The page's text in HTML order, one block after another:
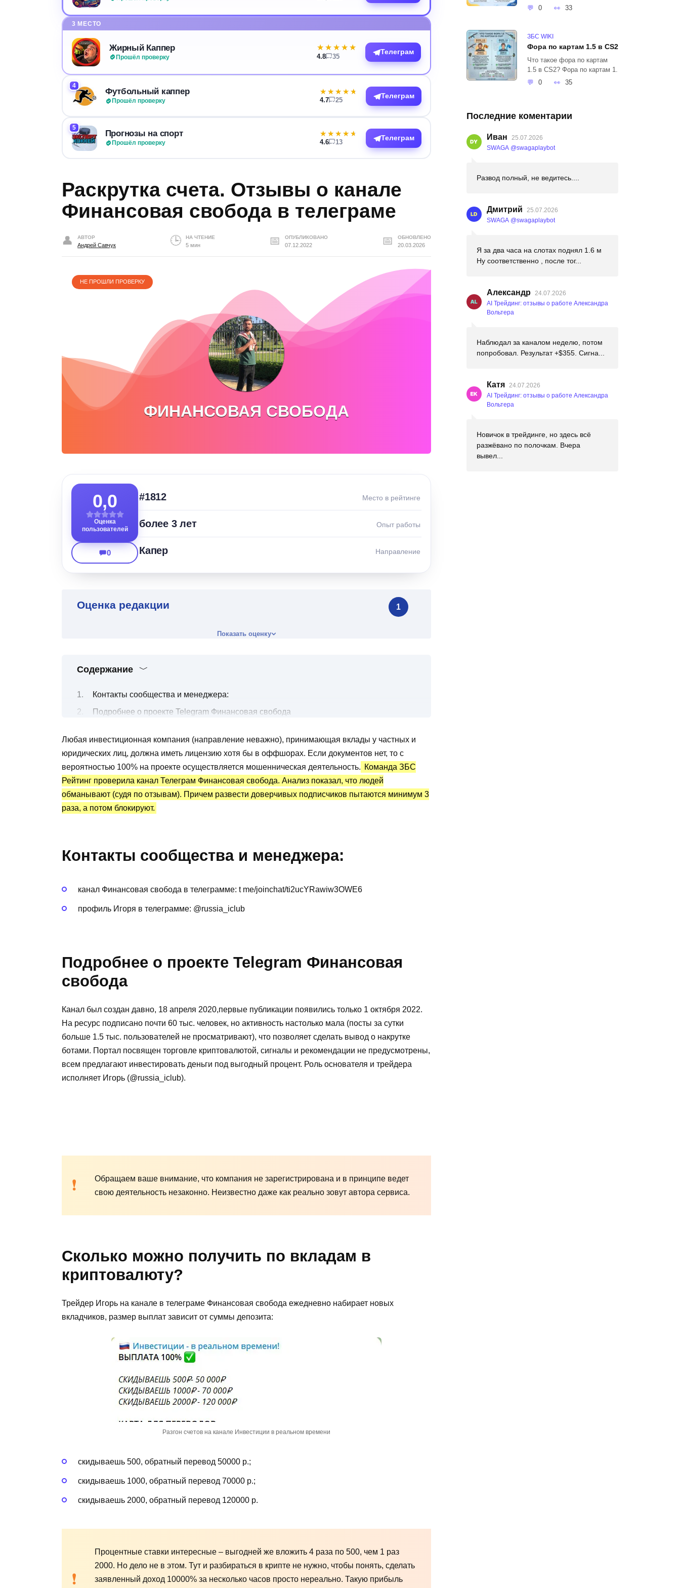
3 МЕСТО
Жирный Каппер
Прошёл проверку
★★★★★
★★★★★
4.8 35
Телеграм
4
Футбольный каппер
Прошёл проверку
★★★★★
★★★★★
4.7 25
Телеграм
5
Прогнозы на спорт
Прошёл проверку
★★★★★
★★★★★
4.6 13
Телеграм
Раскрутка счета. Отзывы о канале
Финансовая свобода в телеграме
АВТОР
Андрей Савчук
НА ЧТЕНИЕ
5 мин
ОПУБЛИКОВАНО
07.12.2022
ОБНОВЛЕНО
20.03.2026
ФИНАНСОВАЯ СВОБОДА
НЕ ПРОШЛИ ПРОВЕРКУ
0,0
Оценка
пользователей
0
#1812 Место в рейтинге
более 3 лет Опыт работы
Капер Направление
Оценка редакции 1
Показать оценку
Содержание
Контакты сообщества и менеджера:
Подробнее о проекте Telegram Финансовая свобода
Как доверчивых людей обманывают по 2-3 раза?
Канал Telegram Финансовая свобода: статистика и отзывы
Преимущества и недостатки
Любая инвестиционная компания (направление неважно), принимающая вклады у частных и
юридических лиц, должна иметь лицензию хотя бы в оффшорах. Если документов нет, то с
вероятностью 100% на проекте осуществляется мошенническая деятельность. Команда ЗБС
Рейтинг проверила канал Телеграм Финансовая свобода. Анализ показал, что людей
обманывают (судя по отзывам). Причем развести доверчивых подписчиков пытаются минимум 3
раза, а потом блокируют.
Контакты сообщества и менеджера:
канал Финансовая свобода в телеграмме: t me/joinchat/ti2ucYRawiw3OWE6
профиль Игоря в телеграмме: @russia_iclub
Подробнее о проекте Telegram Финансовая
свобода
Канал был создан давно, 18 апреля 2020,первые публикации появились только 1 октября 2022.
На ресурс подписано почти 60 тыс. человек, но активность настолько мала (посты за сутки
больше 1.5 тыс. пользователей не просматривают), что позволяет сделать вывод о накрутке
ботами. Портал посвящен торговле криптовалютой, сигналы и рекомендации не предусмотрены,
всем предлагают инвестировать деньги под выгодный процент. Роль основателя и трейдера
исполняет Игорь (@russia_iclub).
Обращаем ваше внимание, что компания не зарегистрирована и в принципе ведет
свою деятельность незаконно. Неизвестно даже как реально зовут автора сервиса.
Сколько можно получить по вкладам в
криптовалюту?
Трейдер Игорь на канале в телеграме Финансовая свобода ежедневно набирает новых
вкладчиков, размер выплат зависит от суммы депозита:
Разгон счетов на канале Инвестиции в реальном времени
скидываешь 500, обратный перевод 50000 р.;
скидываешь 1000, обратный перевод 70000 р.;
скидываешь 2000, обратный перевод 120000 р.
Процентные ставки интересные – выгодней же вложить 4 раза по 500, чем 1 раз
2000. Но дело не в этом. Тут и разбираться в крипте не нужно, чтобы понять, сделать
заявленный доход 10000% за несколько часов просто нереально. Такую прибыль
0
33
ЗБС WIKI
Фора по картам 1.5 в CS2
Что такое фора по картам
1.5 в CS2? Фора по картам 1.
0
35
Последние коментарии
Иван
25.07.2026
SWAGA @swagaplaybot
Развод полный, не ведитесь....
Дмитрий
25.07.2026
SWAGA @swagaplaybot
Я за два часа на слотах поднял 1.6 м
Ну соответственно , после тог...
Александр
24.07.2026
AI Трейдинг: отзывы о работе Александра
Вольтера
Наблюдал за каналом неделю, потом
попробовал. Результат +$355. Сигна...
Катя 24.07.2026
AI Трейдинг: отзывы о работе Александра
Вольтера
Новичок в трейдинге, но здесь всё
разжёвано по полочкам. Вчера
вывел...